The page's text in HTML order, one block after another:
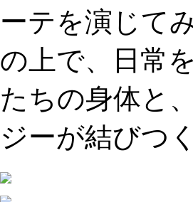
ーテを演じて
の上で、日常
たちの身体と
ジーが結びつ